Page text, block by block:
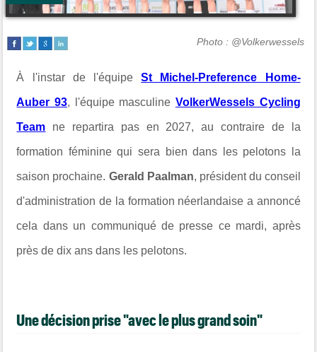
Photo : @Volkerwessels
À l'instar de l'équipeSt Michel-Preference Home-
Auber 93, l'équipe masculine VolkerWessels Cycling
Team ne repartira pas en 2027, au contraire de la
formation féminine qui sera bien dans les pelotons la
saison prochaine. Gerald Paalman, président du conseil
d'administration de la formation néerlandaise a annoncé
cela dans un communiqué de presse ce mardi, après
près de dix ans dans les pelotons.
Une décision prise "avec le plus grand soin"